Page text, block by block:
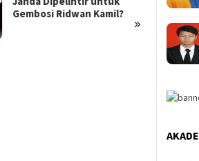
»
Gembosi Ridwan Kamil?
Tidak